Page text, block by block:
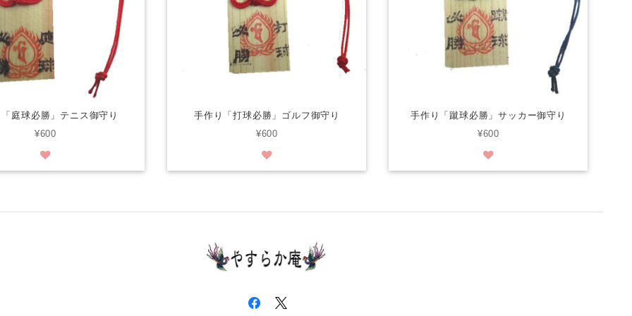
庭球必勝」テニス御守り
¥600
手作り「打球必勝」ゴルフ御守り
¥600
手作り「蹴球必勝」サッカー御守り
¥600